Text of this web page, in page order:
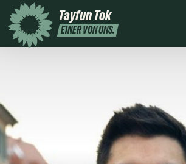
Tayfun Tok
EINER VON UNS.
Presse Kontakt Newsletter
mich